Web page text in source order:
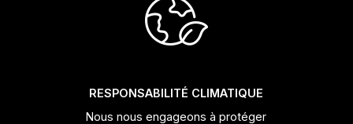
RESPONSABILITÉ CLIMATIQUE
Nous nous engageons à protéger